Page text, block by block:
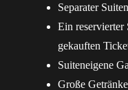
Separater
Ein reservierter
gekauften
Suiteneigene
Große